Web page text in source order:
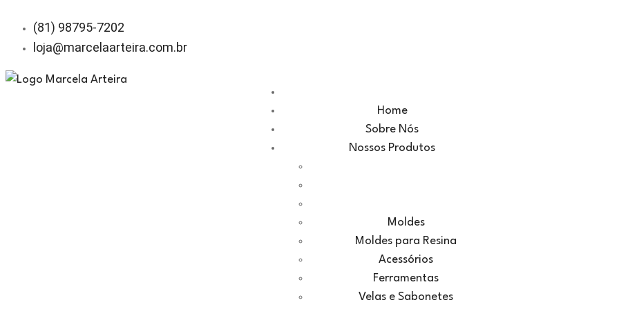
(81) 98795-7202
loja@marcelaarteira.com.br
Home
Sobre Nós
Nossos Produtos
Moldes
Moldes para Resina
Acessórios
Ferramentas
Velas e Sabonetes